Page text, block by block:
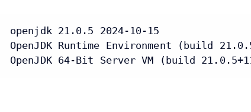
openjdk 21.0.5 2024-10-15
OpenJDK Runtime Environment (build
OpenJDK 64-Bit Server VM (build